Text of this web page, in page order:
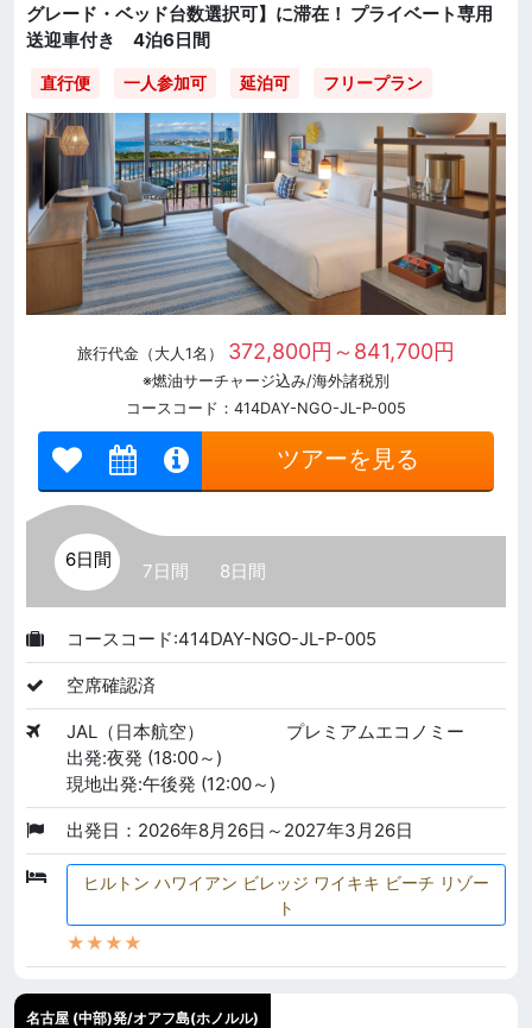
グレード・ベッド台数選択可】に滞在！ プライベート専用
送迎車付き 4泊6日間
直行便 一人参加可 延泊可 フリープラン
旅行代金（大人1名） 372,800円～841,700円
※燃油サーチャージ込み/海外諸税別
コースコード：414DAY-NGO-JL-P-005
ツアーを見る
6日間
7日間 8日間
コースコード:414DAY-NGO-JL-P-005
空席確認済
JAL（日本航空）
プレミアムエコノミー
出発:夜発 (18:00～)
現地出発:午後発 (12:00～)
出発日：2026年8月26日～2027年3月26日
ヒルトン ハワイアン ビレッジ ワイキキ ビーチ リゾー
ト
★★★★
名古屋 (中部)発/オアフ島(ホノルル)